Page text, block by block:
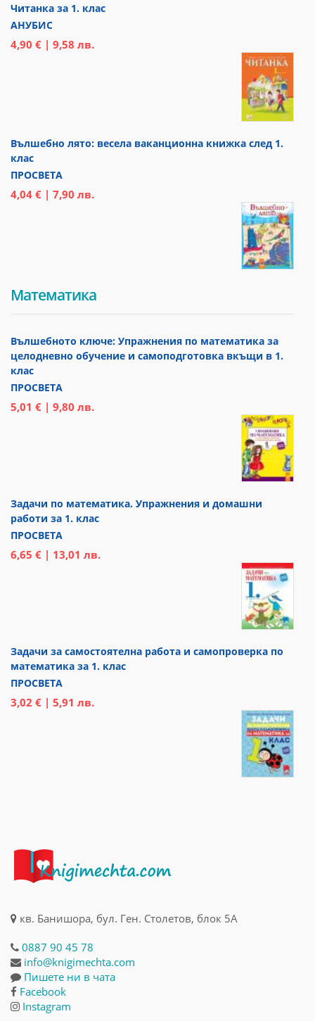
Читанка за 1. клас
АНУБИС
4,90 € | 9,58 лв.
Вълшебно лято: весела ваканционна книжка след 1.
клас
ПРОСВЕТА
4,04 € | 7,90 лв.
Математика
Вълшебното ключе: Упражнения по математика за
целодневно обучение и самоподготовка вкъщи в 1.
клас
ПРОСВЕТА
5,01 € | 9,80 лв.
Задачи по математика. Упражнения и домашни
работи за 1. клас
ПРОСВЕТА
6,65 € | 13,01 лв.
Задачи за самостоятелна работа и самопроверка по
математика за 1. клас
ПРОСВЕТА
3,02 € | 5,91 лв.
кв. Банишора, бул. Ген. Столетов, блок 5А
0887 90 45 78
info@knigimechta.com
Пишете ни в чата
Facebook
Instagram